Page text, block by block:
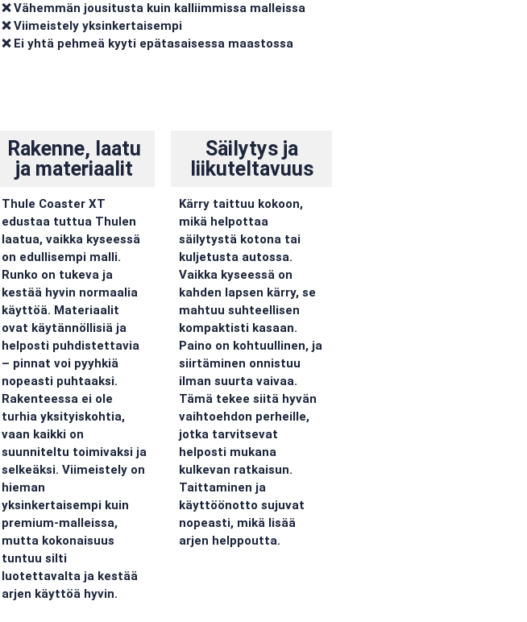
❌ Vähemmän jousitusta kuin kalliimmissa malleissa
❌ Viimeistely yksinkertaisempi
❌ Ei yhtä pehmeä kyyti epätasaisessa maastossa
Rakenne, laatu
ja materiaalit
Thule Coaster XT
edustaa tuttua Thulen
laatua, vaikka kyseessä
on edullisempi malli.
Runko on tukeva ja
kestää hyvin normaalia
käyttöä. Materiaalit
ovat käytännöllisiä ja
helposti puhdistettavia
– pinnat voi pyyhkiä
nopeasti puhtaaksi.
Rakenteessa ei ole
turhia yksityiskohtia,
vaan kaikki on
suunniteltu toimivaksi ja
selkeäksi. Viimeistely on
hieman
yksinkertaisempi kuin
premium-malleissa,
mutta kokonaisuus
tuntuu silti
luotettavalta ja kestää
arjen käyttöä hyvin.
Säilytys ja
liikuteltavuus
Kärry taittuu kokoon,
mikä helpottaa
säilytystä kotona tai
kuljetusta autossa.
Vaikka kyseessä on
kahden lapsen kärry, se
mahtuu suhteellisen
kompaktisti kasaan.
Paino on kohtuullinen, ja
siirtäminen onnistuu
ilman suurta vaivaa.
Tämä tekee siitä hyvän
vaihtoehdon perheille,
jotka tarvitsevat
helposti mukana
kulkevan ratkaisun.
Taittaminen ja
käyttöönotto sujuvat
nopeasti, mikä lisää
arjen helppoutta.